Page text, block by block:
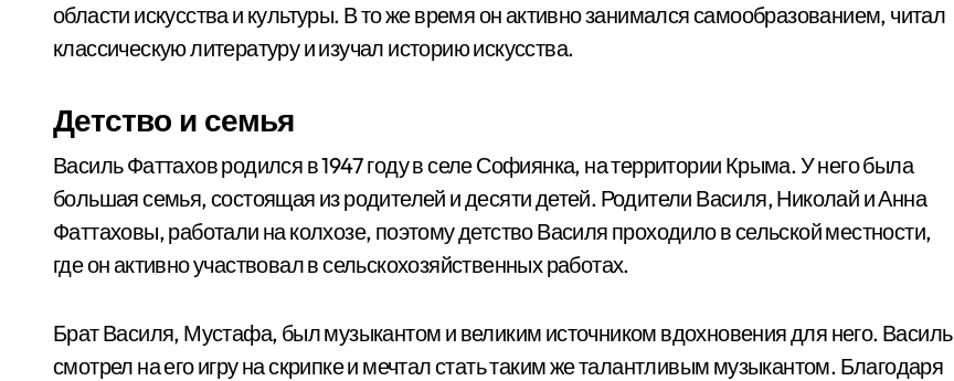
области искусства и культуры. В то же время он активно занимался самообразованием, читал
классическую литературу и изучал историю искусства.
Детство и семья
Василь Фаттахов родился в 1947 году в селе Софиянка, на территории Крыма. У него была
большая семья, состоящая из родителей и десяти детей. Родители Василя, Николай и Анна
Фаттаховы, работали на колхозе, поэтому детство Василя проходило в сельской местности,
где он активно участвовал в сельскохозяйственных работах.
Брат Василя, Мустафа, был музыкантом и великим источником вдохновения для него. Василь
смотрел на его игру на скрипке и мечтал стать таким же талантливым музыкантом. Благодаря